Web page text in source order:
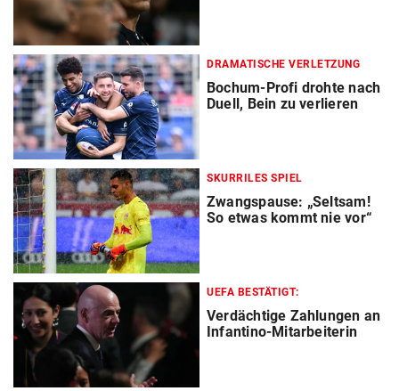
DRAMATISCHE VERLETZUNG
Bochum-Profi drohte nach
Duell, Bein zu verlieren
SKURRILES SPIEL
Zwangspause: „Seltsam!
So etwas kommt nie vor“
UEFA BESTÄTIGT:
Verdächtige Zahlungen an
Infantino-Mitarbeiterin